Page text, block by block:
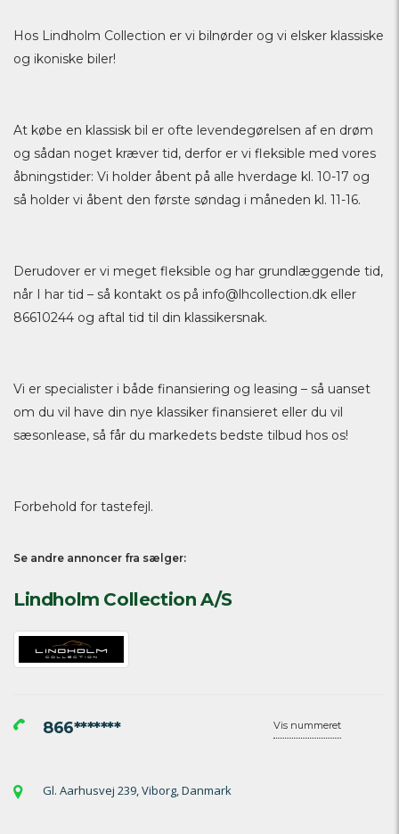
Hos Lindholm Collection er vi bilnørder og vi elsker klassiske
og ikoniske biler!
At købe en klassisk bil er ofte levendegørelsen af en drøm
og sådan noget kræver tid, derfor er vi fleksible med vores
åbningstider: Vi holder åbent på alle hverdage kl. 10-17 og
så holder vi åbent den første søndag i måneden kl. 11-16.
Derudover er vi meget fleksible og har grundlæggende tid,
når I har tid – så kontakt os på info@lhcollection.dk eller
86610244 og aftal tid til din klassikersnak.
Vi er specialister i både finansiering og leasing – så uanset
om du vil have din nye klassiker finansieret eller du vil
sæsonlease, så får du markedets bedste tilbud hos os!
Forbehold for tastefejl.
Se andre annoncer fra sælger:
Lindholm Collection A/S
866******* Vis nummeret
Gl. Aarhusvej 239, Viborg, Danmark